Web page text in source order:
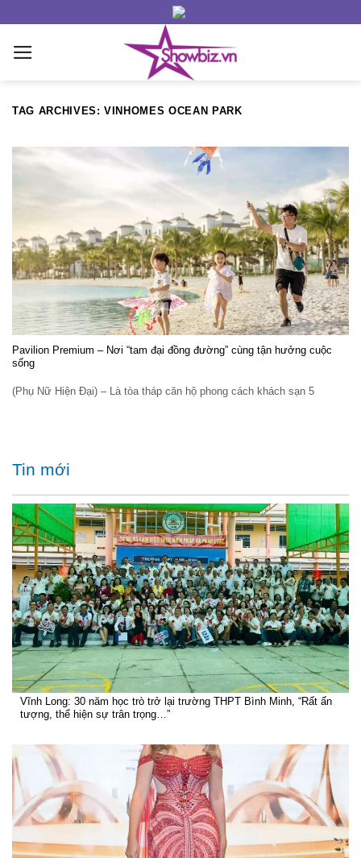
content
TAG ARCHIVES:VINHOMES OCEAN PARK
Pavilion Premium – Nơi “tam đại đồng đường” cùng tận hưởng cuộc
sống
(Phụ Nữ Hiện Đại) – Là tòa tháp căn hộ phong cách khách sạn 5
Tin mới
Vĩnh Long: 30 năm học trò trở lại trường THPT Bình Minh, “Rất ấn
tượng, thể hiện sự trân trọng…”